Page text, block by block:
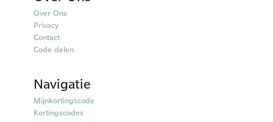
Over Ons
Privacy
Contact
Code delen
Navigatie
Mijnkortingscode
Kortingscodes